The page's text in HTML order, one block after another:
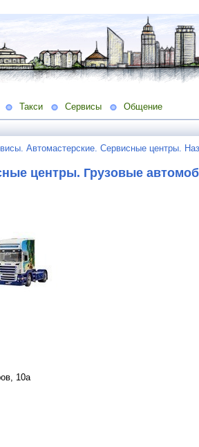
Такси Сервисы Общение
Автомастерские. Сервисные центры.
центры. Грузовые
10а